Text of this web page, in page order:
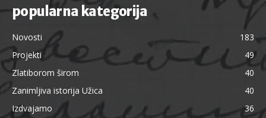
popularna kategorija
Novosti
183
Projekti
49
Zlatiborom širom
40
Zanimljiva istorija Užica
40
Izdvajamo
36